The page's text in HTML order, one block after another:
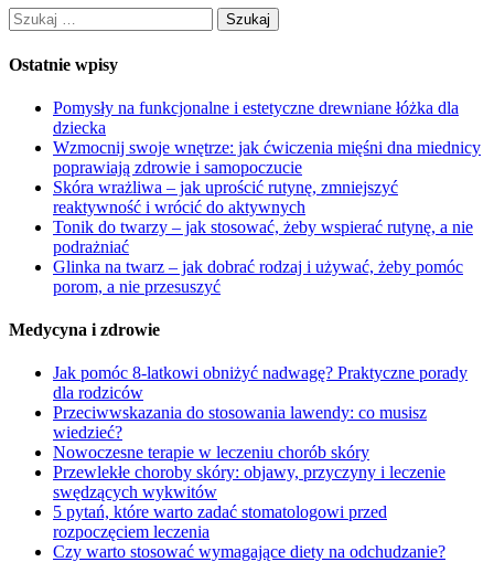
Szukaj:
Ostatnie wpisy
Pomysły na funkcjonalne i estetyczne drewniane łóżka dla
dziecka
Wzmocnij swoje wnętrze: jak ćwiczenia mięśni dna miednicy
poprawiają zdrowie i samopoczucie
Skóra wrażliwa – jak uprościć rutynę, zmniejszyć
reaktywność i wrócić do aktywnych
Tonik do twarzy – jak stosować, żeby wspierać rutynę, a nie
podrażniać
Glinka na twarz – jak dobrać rodzaj i używać, żeby pomóc
porom, a nie przesuszyć
Medycyna i zdrowie
Jak pomóc 8-latkowi obniżyć nadwagę? Praktyczne porady
dla rodziców
Przeciwwskazania do stosowania lawendy: co musisz
wiedzieć?
Nowoczesne terapie w leczeniu chorób skóry
Przewlekłe choroby skóry: objawy, przyczyny i leczenie
swędzących wykwitów
5 pytań, które warto zadać stomatologowi przed
rozpoczęciem leczenia
Czy warto stosować wymagające diety na odchudzanie?